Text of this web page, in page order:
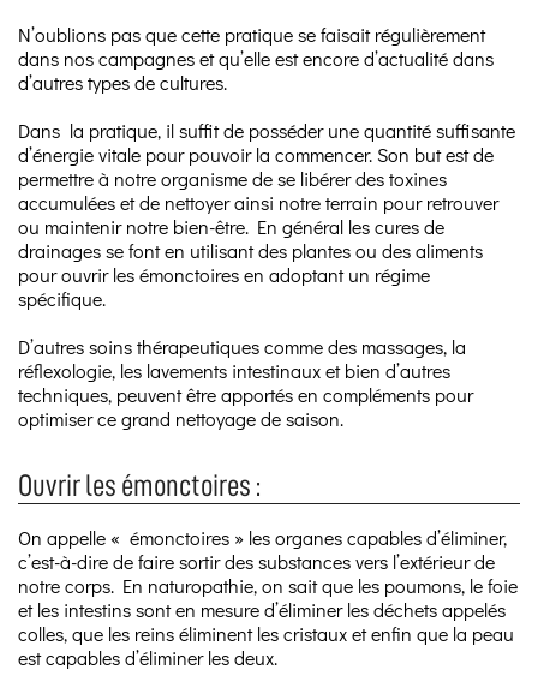
N’oublions pas que cette pratique se faisait régulièrement
dans nos campagnes et qu’elle est encore d’actualité dans
d’autres types de cultures.
Dans la pratique, il suffit de posséder une quantité suffisante
d’énergie vitale pour pouvoir la commencer. Son but est de
permettre à notre organisme de se libérer des toxines
accumulées et de nettoyer ainsi notre terrain pour retrouver
ou maintenir notre bien-être. En général les cures de
drainages se font en utilisant des plantes ou des aliments
pour ouvrir les émonctoires en adoptant un régime
spécifique.
D’autres soins thérapeutiques comme des massages, la
réflexologie, les lavements intestinaux et bien d’autres
techniques, peuvent être apportés en compléments pour
optimiser ce grand nettoyage de saison.
Ouvrir les émonctoires :
On appelle « émonctoires » les organes capables d’éliminer,
c’est-à-dire de faire sortir des substances vers l’extérieur de
notre corps. En naturopathie, on sait que les poumons, le foie
et les intestins sont en mesure d’éliminer les déchets appelés
colles, que les reins éliminent les cristaux et enfin que la peau
est capables d’éliminer les deux.